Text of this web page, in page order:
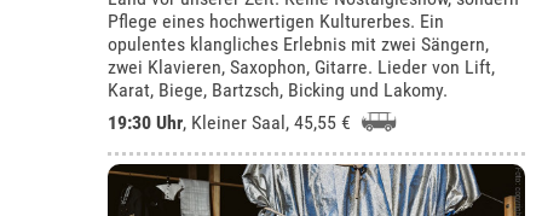
Pflege eines hochwertigen Kulturerbes. Ein
opulentes klangliches Erlebnis mit zwei Sängern,
zwei Klavieren, Saxophon, Gitarre. Lieder von Lift,
Karat, Biege, Bartzsch, Bicking und Lakomy.
19:30 Uhr, Kleiner Saal, 45,55 €